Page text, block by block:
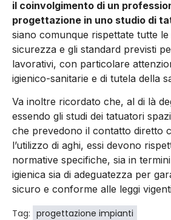
il coinvolgimento di un
progettazione in uno studio di
siano comunque rispettate tutte
sicurezza e gli standard previsti
lavorativi, con particolare
igienico-sanitarie e di tutela della
Va inoltre ricordato che, al di là
essendo gli studi dei tatuatori
che prevedono il contatto diretto
l’utilizzo di aghi, essi devono
normative specifiche, sia in
igienica sia di adeguatezza per
sicuro e conforme alle leggi
Tag: progettazione impianti